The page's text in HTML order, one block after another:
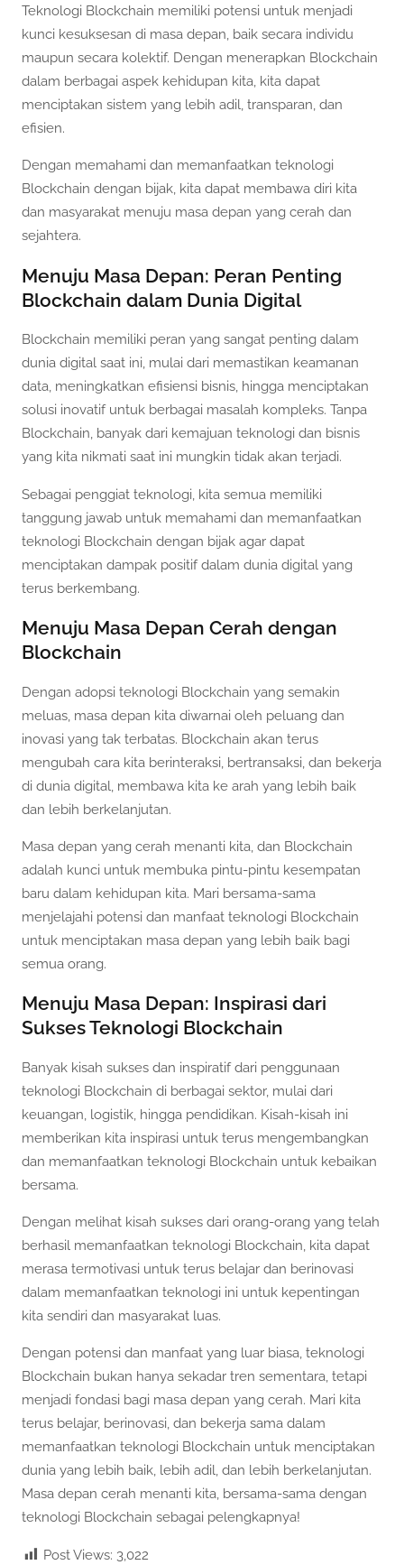
Teknologi Blockchain memiliki potensi untuk menjadi
kunci kesuksesan di masa depan, baik secara individu
maupun secara kolektif. Dengan menerapkan Blockchain
dalam berbagai aspek kehidupan kita, kita dapat
menciptakan sistem yang lebih adil, transparan, dan
efisien.
Dengan memahami dan memanfaatkan teknologi
Blockchain dengan bijak, kita dapat membawa diri kita
dan masyarakat menuju masa depan yang cerah dan
sejahtera.
Menuju Masa Depan: Peran Penting
Blockchain dalam Dunia Digital
Blockchain memiliki peran yang sangat penting dalam
dunia digital saat ini, mulai dari memastikan keamanan
data, meningkatkan efisiensi bisnis, hingga menciptakan
solusi inovatif untuk berbagai masalah kompleks. Tanpa
Blockchain, banyak dari kemajuan teknologi dan bisnis
yang kita nikmati saat ini mungkin tidak akan terjadi.
Sebagai penggiat teknologi, kita semua memiliki
tanggung jawab untuk memahami dan memanfaatkan
teknologi Blockchain dengan bijak agar dapat
menciptakan dampak positif dalam dunia digital yang
terus berkembang.
Menuju Masa Depan Cerah dengan
Blockchain
Dengan adopsi teknologi Blockchain yang semakin
meluas, masa depan kita diwarnai oleh peluang dan
inovasi yang tak terbatas. Blockchain akan terus
mengubah cara kita berinteraksi, bertransaksi, dan bekerja
di dunia digital, membawa kita ke arah yang lebih baik
dan lebih berkelanjutan.
Masa depan yang cerah menanti kita, dan Blockchain
adalah kunci untuk membuka pintu-pintu kesempatan
baru dalam kehidupan kita. Mari bersama-sama
menjelajahi potensi dan manfaat teknologi Blockchain
untuk menciptakan masa depan yang lebih baik bagi
semua orang.
Menuju Masa Depan: Inspirasi dari
Sukses Teknologi Blockchain
Banyak kisah sukses dan inspiratif dari penggunaan
teknologi Blockchain di berbagai sektor, mulai dari
keuangan, logistik, hingga pendidikan. Kisah-kisah ini
memberikan kita inspirasi untuk terus mengembangkan
dan memanfaatkan teknologi Blockchain untuk kebaikan
bersama.
Dengan melihat kisah sukses dari orang-orang yang telah
berhasil memanfaatkan teknologi Blockchain, kita dapat
merasa termotivasi untuk terus belajar dan berinovasi
dalam memanfaatkan teknologi ini untuk kepentingan
kita sendiri dan masyarakat luas.
Dengan potensi dan manfaat yang luar biasa, teknologi
Blockchain bukan hanya sekadar tren sementara, tetapi
menjadi fondasi bagi masa depan yang cerah. Mari kita
terus belajar, berinovasi, dan bekerja sama dalam
memanfaatkan teknologi Blockchain untuk menciptakan
dunia yang lebih baik, lebih adil, dan lebih berkelanjutan.
Masa depan cerah menanti kita, bersama-sama dengan
teknologi Blockchain sebagai pelengkapnya!
Post Views: 3,022